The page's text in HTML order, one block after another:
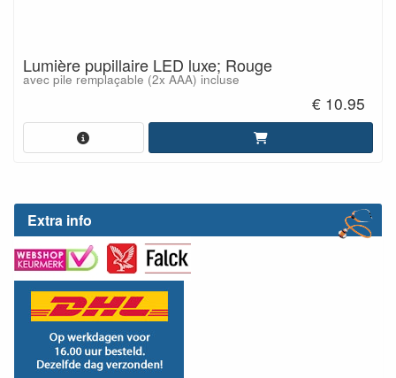
Extra info
Lumière pupillaire LED luxe; Rouge
avec pile remplaçable (2x AAA) incluse
€ 10.95